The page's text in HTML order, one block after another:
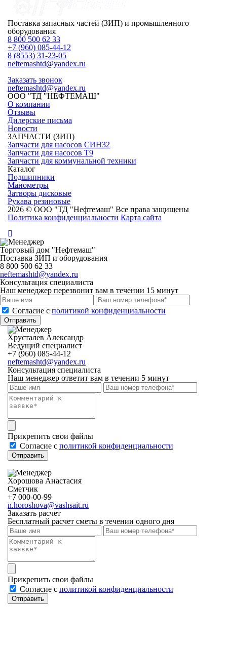
Поставка запасных частей (ЗИП) и промышленного
оборудования
8 800 500 62 33
+7 (960) 085-44-12
8 (8553) 31-23-05
neftemashtd@yandex.ru
Заказать звонок
neftemashtd@yandex.ru
ООО "ТД "НЕФТЕМАШ"
О компании
Отзывы
Дилерские письма
Новости
ЗАПЧАСТИ (ЗИП)
Запчасти для насосов СИН32
Запчасти для насосов Т9
Запчасти для коммунальной техники
Каталог
Подшипники
Манометры
Затворы дисковые
Рукава резиновые
2026 © ООО "ТД "Нефтемаш" Все права защищены
Политика конфиденциальности Карта сайта
Торговый дом "Нефтемаш"
Поставка ЗИП и оборудования
8 800 500 62 33
neftemashtd@yandex.ru
Консультация специалиста
Наш менеджер перезвонит вам в течении 15 минут
Cогласие с политикой конфиденциальности
Отправить
Хрусталев Александр
Ведущий специалист
+7 (960) 085-44-12
neftemashtd@yandex.ru
Консультация специалиста
Наш менеджер ответит вам в течении 5 минут
Прикрепить свои файлы
Cогласие с политикой конфиденциальности
Отправить
Хорошова Анастасия
Сметчик
+7 000-00-99
n.horoshova@vashsait.ru
Заказать расчет
Бесплатный расчет сметы в течении одного дня
Прикрепить свои файлы
Cогласие с политикой конфиденциальности
Отправить